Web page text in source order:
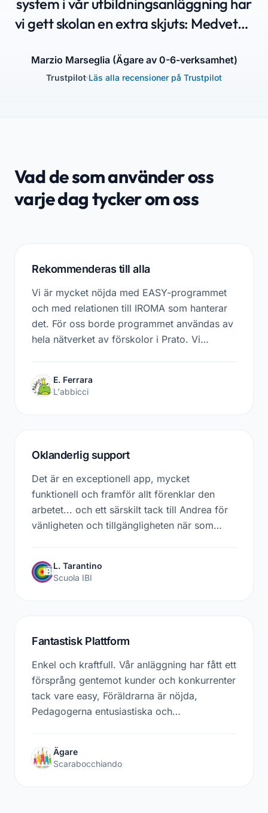
vi gett skolan en extra skjuts: Medvetna
goda händer, entusiastiska pedagoger
och en glad administration.”
Marzio Marseglia (Ägare av 0-6-verksamhet)
Trustpilot Läs alla recensioner på Trustpilot
Vad de som använder oss
varje dag tycker om oss
Rekommenderas till alla
Vi är mycket nöjda med EASY-programmet
och med relationen till IROMA som hanterar
det. För oss borde programmet användas av
hela nätverket av förskolor i Prato. Vi
E. Ferrara
L'abbicci
Oklanderlig support
Det är en exceptionell app, mycket
funktionell och framför allt förenklar den
arbetet... och ett särskilt tack till Andrea för
vänligheten och tillgängligheten när som
företag till nästa nivå.
L. Tarantino
Scuola IBI
Fantastisk Plattform
Enkel och kraftfull. Vår anläggning har fått ett
försprång gentemot kunder och konkurrenter
tack vare easy, Föräldrarna är nöjda,
Pedagogerna entusiastiska och
professionalism, 5 Stjärnor utan tvekan!
Ägare
Scarabocchiando